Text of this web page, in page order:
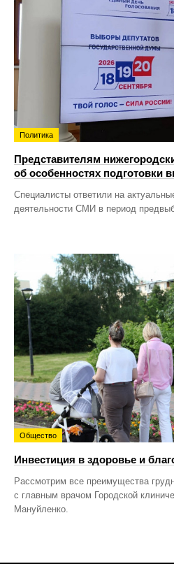
Политика
Представителям
об особенностях подготовки
Специалисты ответили на
деятельности СМИ в период
Общество
Инвестиция в здоровье и
Рассмотрим все преимущества
с главным врачом Городской
Мануйленко.